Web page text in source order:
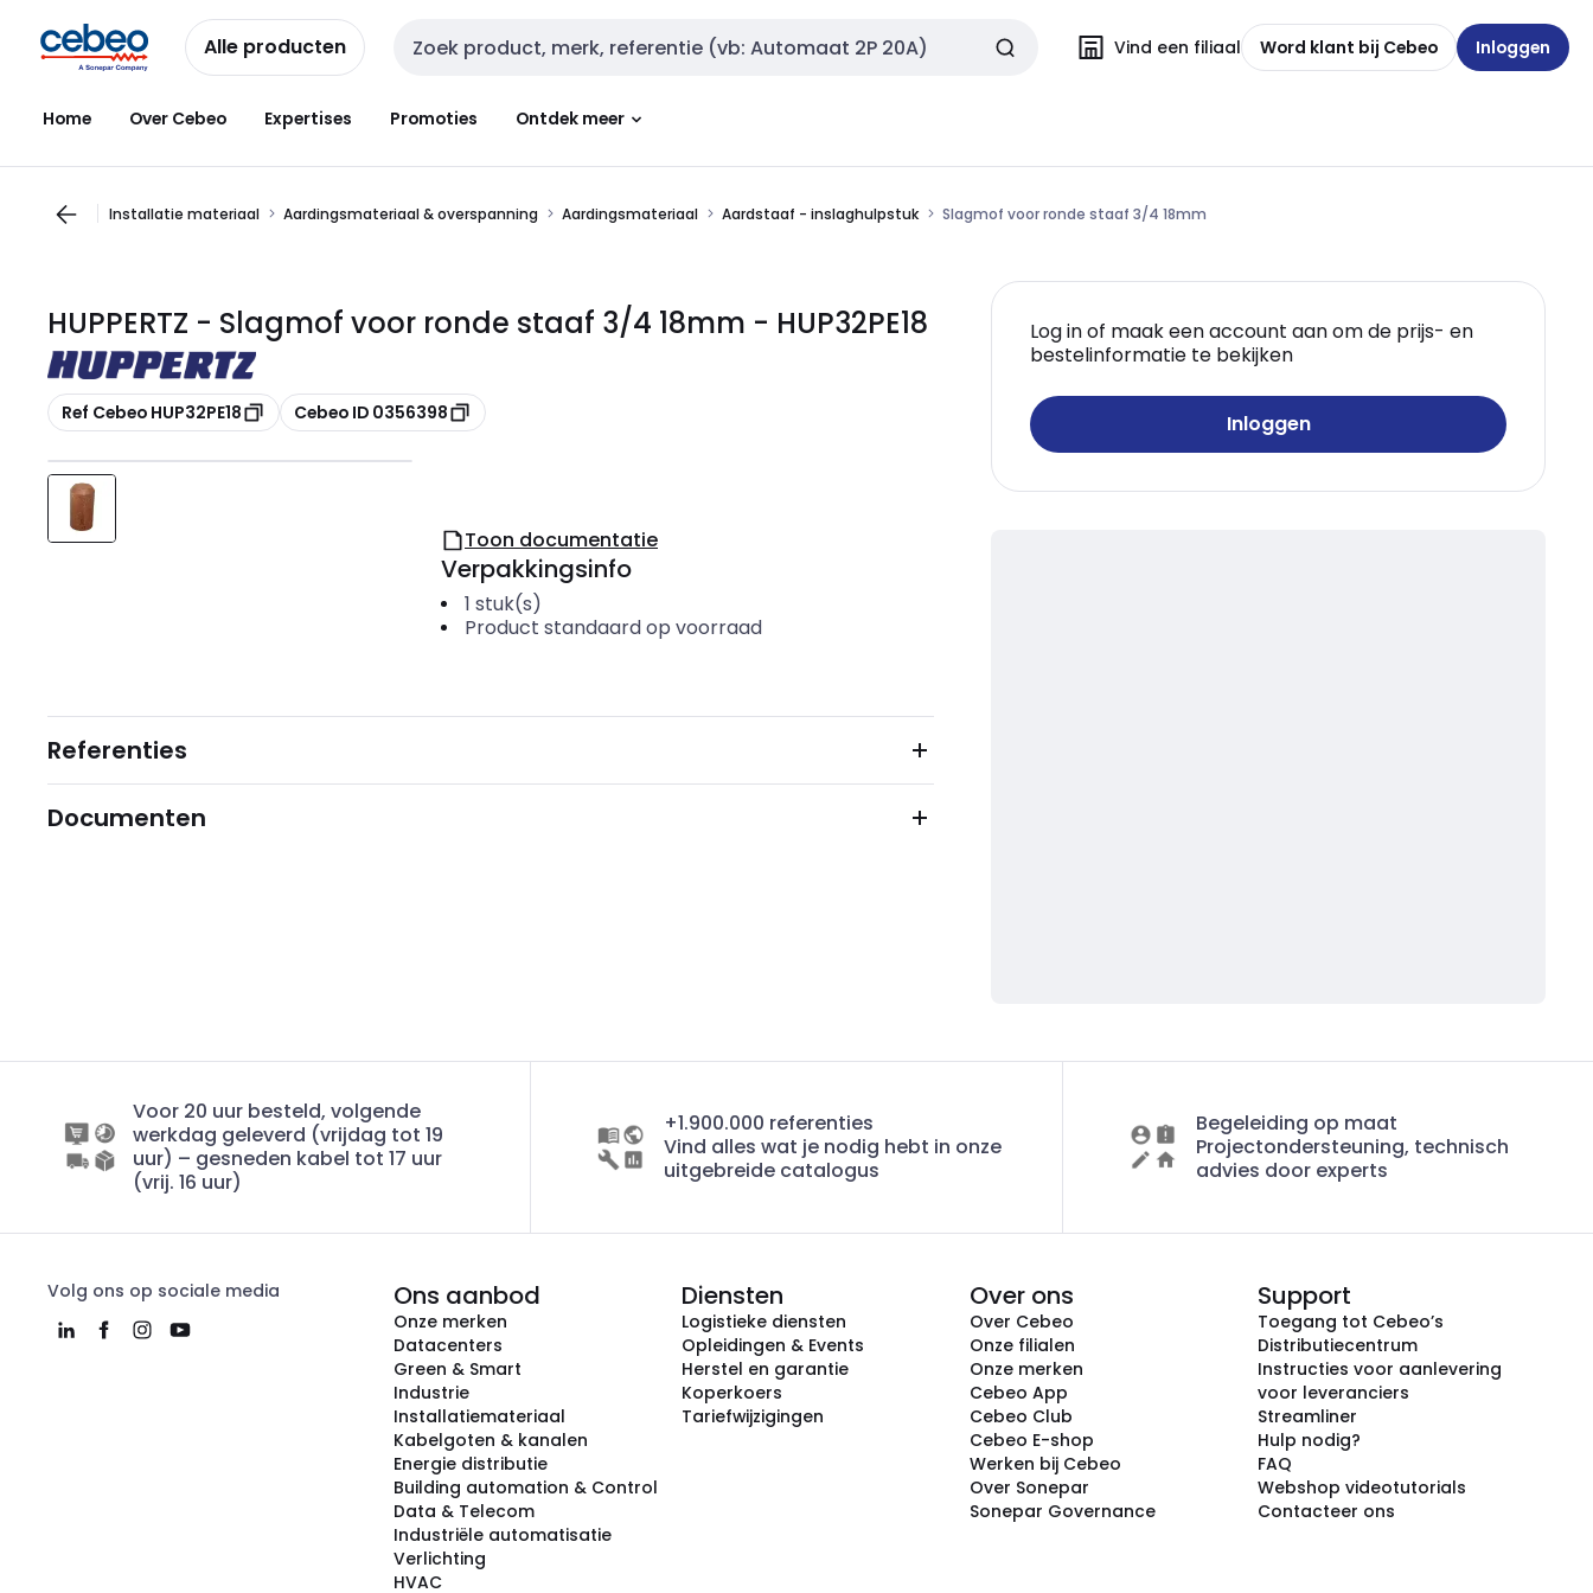
naar
navigatie
naar
inhoud
Alle producten Zoekveld invoer Vind een filiaal Word klant bij Cebeo Inloggen
Home Over Cebeo Expertises Promoties Ontdek meer
Installatie materiaal Aardingsmateriaal & overspanning Aardingsmateriaal Aardstaaf - inslaghulpstuk Slagmof voor ronde staaf 3/4 18mm
HUPPERTZ - Slagmof voor ronde staaf 3/4 18mm - HUP32PE18
Kopiëren
Ref Cebeo HUP32PE18 Kopiëren
Cebeo ID 0356398
Log in of maak een account aan om de prijs- en
bestelinformatie te bekijken
Inloggen
Toon documentatie
Verpakkingsinfo
1 stuk(s)
Product standaard op voorraad
Referenties
Documenten
Voor 20 uur besteld, volgende
werkdag geleverd (vrijdag tot 19
uur) – gesneden kabel tot 17 uur
(vrij. 16 uur)
+1.900.000 referenties
Vind alles wat je nodig hebt in onze
uitgebreide catalogus
Begeleiding op maat
Projectondersteuning, technisch
advies door experts
Volg ons op sociale media Ons aanbod
Onze merken
Datacenters
Green & Smart
Industrie
Installatiemateriaal
Kabelgoten & kanalen
Energie distributie
Building automation & Control
Data & Telecom
Industriële automatisatie
Verlichting
HVAC
Diensten
Logistieke diensten
Opleidingen & Events
Herstel en garantie
Koperkoers
Tariefwijzigingen
Over ons
Over Cebeo
Onze filialen
Onze merken
Cebeo App
Cebeo Club
Cebeo E-shop
Werken bij Cebeo
Over Sonepar
Sonepar Governance
Support
Toegang tot Cebeo’s
Distributiecentrum
Instructies voor aanlevering
voor leveranciers
Streamliner
Hulp nodig?
FAQ
Webshop videotutorials
Contacteer ons